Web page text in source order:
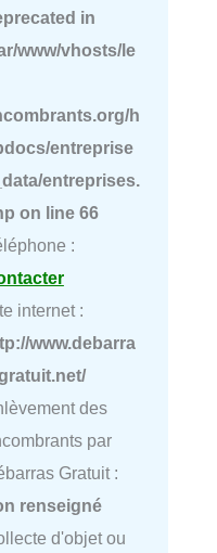
in
www/vhosts/le
h
entreprise
entreprises.
on line 66
:
internet :
www.debarra
des
par
Gratuit :
renseigné
d'objet ou